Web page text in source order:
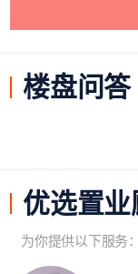
楼盘问答
优选置业
为你提供以下服务